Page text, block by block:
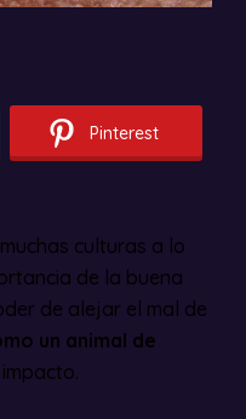
Pinterest
culturas a lo
de la buena
de alejar el mal de
un animal de